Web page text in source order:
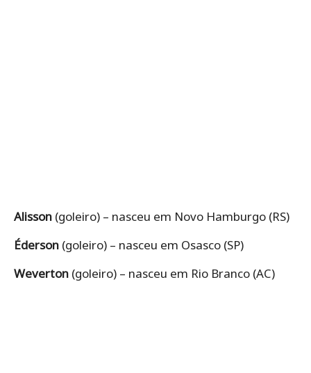
Alisson (goleiro) – nasceu em Novo Hamburgo (RS)
Éderson (goleiro) – nasceu em Osasco (SP)
Weverton (goleiro) – nasceu em Rio Branco (AC)